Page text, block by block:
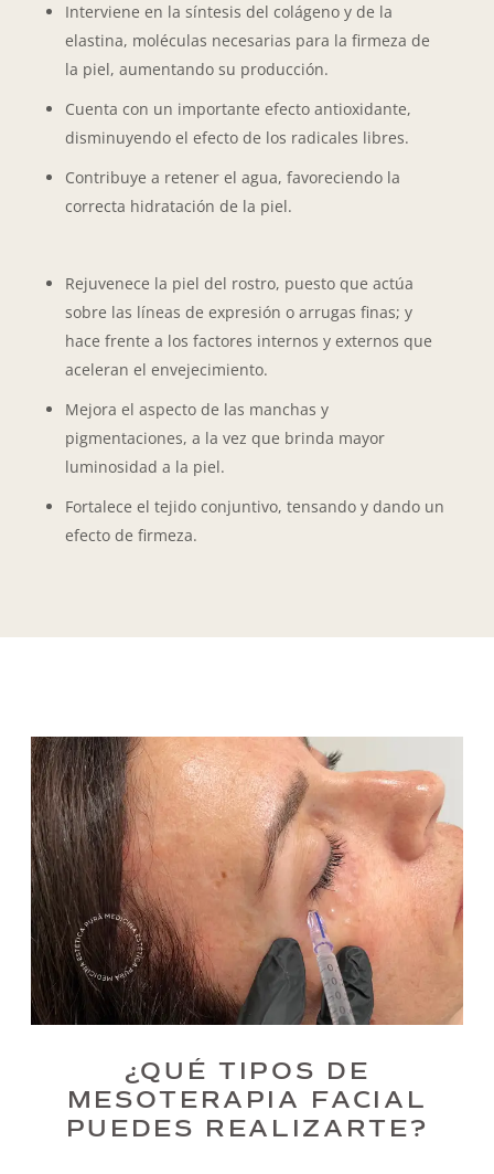
Interviene en la síntesis del colágeno y de la
elastina, moléculas necesarias para la firmeza de
la piel, aumentando su producción.
Cuenta con un importante efecto antioxidante,
disminuyendo el efecto de los radicales libres.
Contribuye a retener el agua, favoreciendo la
correcta hidratación de la piel.
Rejuvenece la piel del rostro, puesto que actúa
sobre las líneas de expresión o arrugas finas; y
hace frente a los factores internos y externos que
aceleran el envejecimiento.
Mejora el aspecto de las manchas y
pigmentaciones, a la vez que brinda mayor
luminosidad a la piel.
Fortalece el tejido conjuntivo, tensando y dando un
efecto de firmeza.
¿QUÉ TIPOS DE
MESOTERAPIA FACIAL
PUEDES REALIZARTE?